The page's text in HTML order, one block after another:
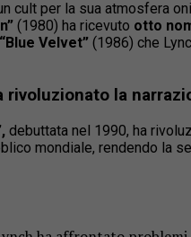
cult per la sua atmosfera
(1980) ha ricevuto otto
“Blue Velvet” (1986) che
rivoluzionato la
debuttata nel 1990, ha
mondiale, rendendo la